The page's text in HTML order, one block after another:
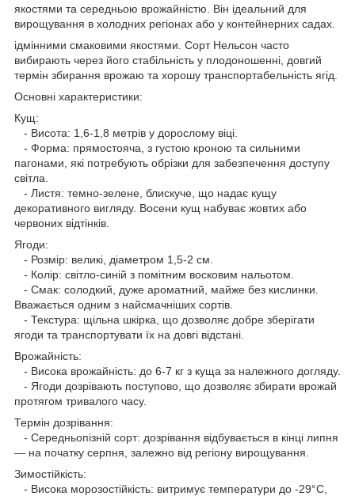
якостями та середньою врожайністю. Він ідеальний для
вирощування в холодних регіонах або у контейнерних садах.
ідмінними смаковими якостями. Сорт Нельсон часто
вибирають через його стабільність у плодоношенні, довгий
термін збирання врожаю та хорошу транспортабельність ягід.
Основні характеристики:
Кущ:
- Висота: 1,6-1,8 метрів у дорослому віці.
- Форма: прямостояча, з густою кроною та сильними
пагонами, які потребують обрізки для забезпечення доступу
світла.
- Листя: темно-зелене, блискуче, що надає кущу
декоративного вигляду. Восени кущ набуває жовтих або
червоних відтінків.
Ягоди:
- Розмір: великі, діаметром 1,5-2 см.
- Колір: світло-синій з помітним восковим нальотом.
- Смак: солодкий, дуже ароматний, майже без кислинки.
Вважається одним з найсмачніших сортів.
- Текстура: щільна шкірка, що дозволяє добре зберігати
ягоди та транспортувати їх на довгі відстані.
Врожайність:
- Висока врожайність: до 6-7 кг з куща за належного догляду.
- Ягоди дозрівають поступово, що дозволяє збирати врожай
протягом тривалого часу.
Термін дозрівання:
- Середньопізній сорт: дозрівання відбувається в кінці липня
— на початку серпня, залежно від регіону вирощування.
Зимостійкість:
- Висока морозостійкість: витримує температури до -29°C,